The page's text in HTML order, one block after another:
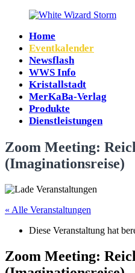
springen
White
Wizard
Home
Eventkalender
Newsflash
WWS Info
Kristallstadt
MerKaBa-Verlag
Produkte
Dienstleistungen
Zoom Meeting:
(Imaginationsreise)
« Alle Veranstaltungen
Diese Veranstaltung hat
Zoom Meeting: